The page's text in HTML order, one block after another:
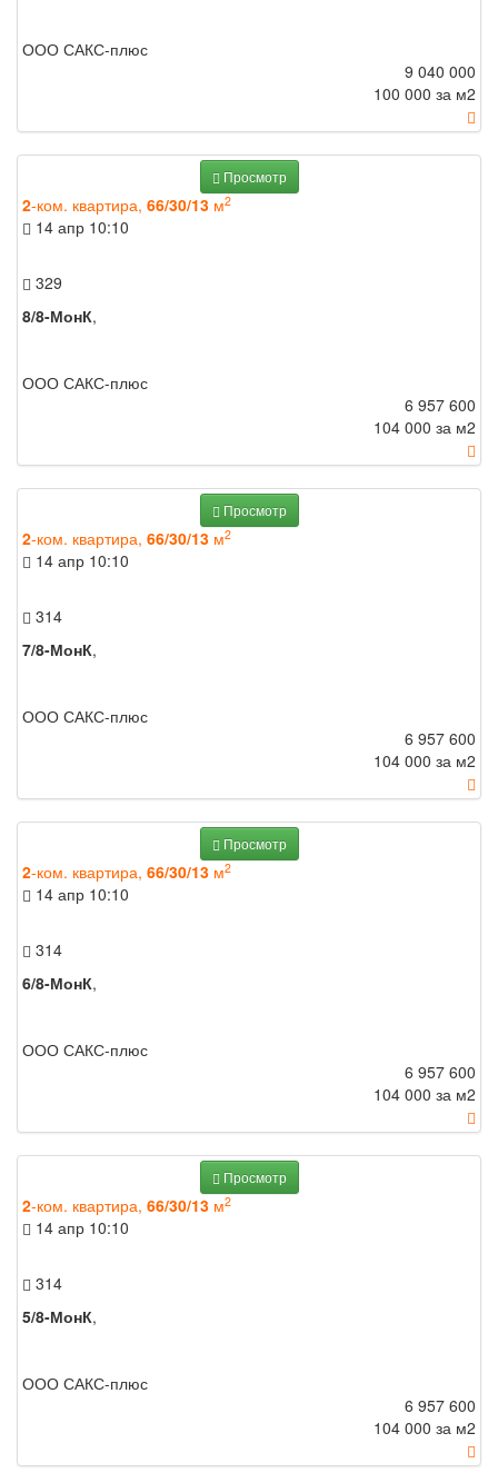
ООО САКС-плюс
9 040 000
100 000 за м2
Просмотр
2-ком. квартира, 66/30/13 м2
14 апр 10:10
329
8/8-МонК,
ООО САКС-плюс
6 957 600
104 000 за м2
Просмотр
2-ком. квартира, 66/30/13 м2
14 апр 10:10
314
7/8-МонК,
ООО САКС-плюс
6 957 600
104 000 за м2
Просмотр
2-ком. квартира, 66/30/13 м2
14 апр 10:10
314
6/8-МонК,
ООО САКС-плюс
6 957 600
104 000 за м2
Просмотр
2-ком. квартира, 66/30/13 м2
14 апр 10:10
314
5/8-МонК,
ООО САКС-плюс
6 957 600
104 000 за м2